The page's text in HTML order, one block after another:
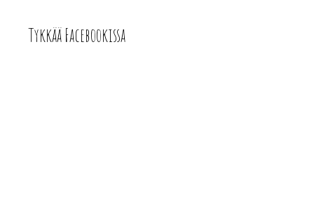
Tykkää Facebookissa